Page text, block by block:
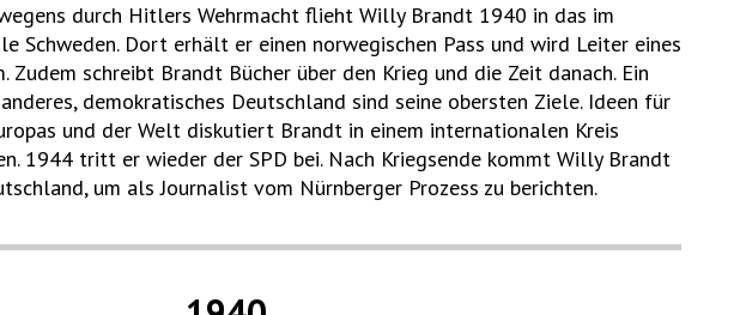
durch Hitlers Wehrmacht flieht Willy Brandt 1940 in das im
Schweden. Dort erhält er einen norwegischen Pass und wird Leiter eines
Zudem schreibt Brandt Bücher über den Krieg und die Zeit danach. Ein
demokratisches Deutschland sind seine obersten Ziele. Ideen für
und der Welt diskutiert Brandt in einem internationalen Kreis
1944 tritt er wieder der SPD bei. Nach Kriegsende kommt Willy Brandt
um als Journalist vom Nürnberger Prozess zu berichten.